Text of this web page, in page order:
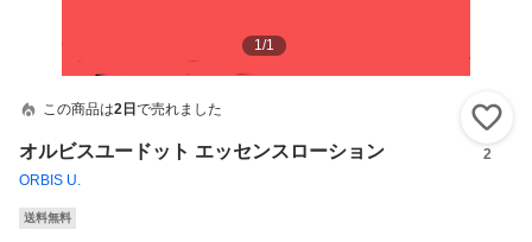
1/1
この商品は2日 で売れました
オルビスユードット エッセンスローション
ORBIS U.
2
送料無料